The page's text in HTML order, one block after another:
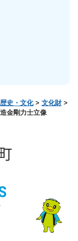
歴史・文化 > 文化財>
金剛力士立像